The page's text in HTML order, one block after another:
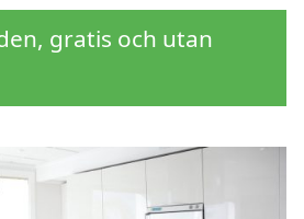
gratis och utan